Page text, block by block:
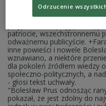
"W setną rocznicę śmierci
patriocie, wszechstronnemu
odważnemu publicyście.
inne powieści i nowele
wznawiano, a niektóre
dla pokoleń źródłem wiedzy
społeczno-politycznych, a
- głosi tekst uchwały.
"Bolesław Prus odnosząc
pokazał, że jest zdolny do
Odrzucenie